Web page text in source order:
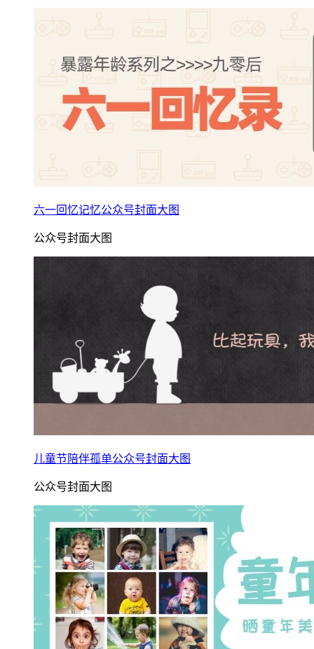
六一回忆记忆公众号封面大图
公众号封面大图
儿童节陪伴孤单公众号封面大图
公众号封面大图